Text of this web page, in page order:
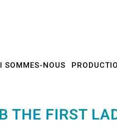
SOMMES-NOUS
THE FIRST